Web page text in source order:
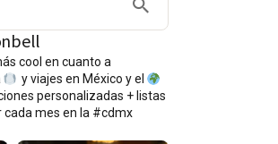
cool en cuanto a
y viajes en México y el
personalizadas + listas
cada mes en la #cdmx